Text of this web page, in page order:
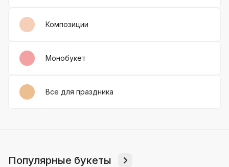
Композиции
Монобукет
Все для праздника
Популярные букеты